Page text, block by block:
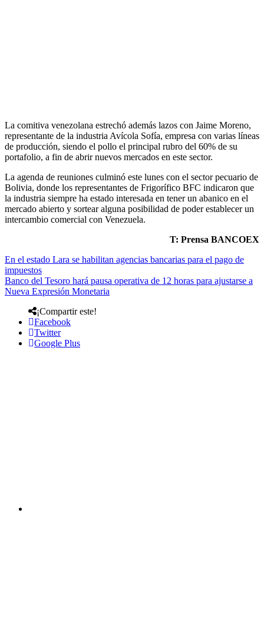
La comitiva venezolana estrechó además lazos con Jaime Moreno,
representante de la industria Avícola Sofía, empresa con varias líneas
de producción, siendo el pollo el principal rubro del 60% de su
portafolio, a fin de abrir nuevos mercados en este sector.
La agenda de reuniones culminó este lunes con el sector pecuario de
Bolivia, donde los representantes de Frigorífico BFC indicaron que
la industria siempre ha estado interesada en tener un abanico en el
mercado abierto y sortear alguna posibilidad de poder establecer un
intercambio comercial con Venezuela.
T: Prensa BANCOEX
En el estado Lara se habilitan agencias bancarias para el pago de
impuestos
Banco del Tesoro hará pausa operativa de 12 horas para ajustarse a
Nueva Expresión Monetaria
¡Compartir este!
Facebook
Twitter
Google Plus